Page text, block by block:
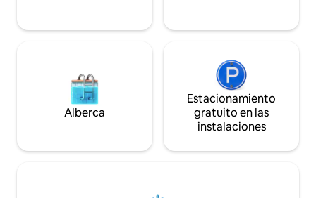
Alberca
Estacionamiento
gratuito en las
instalaciones